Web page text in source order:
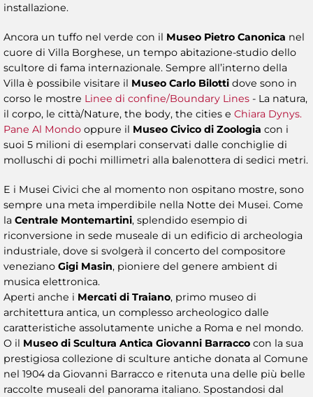
installazione.
Ancora un tuffo nel verde con il Museo Pietro Canonica nel
cuore di Villa Borghese, un tempo abitazione-studio dello
scultore di fama internazionale. Sempre all’interno della
Villa è possibile visitare il Museo Carlo Bilotti dove sono in
corso le mostre Linee di confine/Boundary Lines - La natura,
il corpo, le città/Nature, the body, the cities e Chiara Dynys.
Pane Al Mondo oppure il Museo Civico di Zoologia con i
suoi 5 milioni di esemplari conservati dalle conchiglie di
molluschi di pochi millimetri alla balenottera di sedici metri.
E i Musei Civici che al momento non ospitano mostre, sono
sempre una meta imperdibile nella Notte dei Musei. Come
la Centrale Montemartini, splendido esempio di
riconversione in sede museale di un edificio di archeologia
industriale, dove si svolgerà il concerto del compositore
veneziano Gigi Masin, pioniere del genere ambient di
musica elettronica.
Aperti anche i Mercati di Traiano, primo museo di
architettura antica, un complesso archeologico dalle
caratteristiche assolutamente uniche a Roma e nel mondo.
O il Museo di Scultura Antica Giovanni Barracco con la sua
prestigiosa collezione di sculture antiche donata al Comune
nel 1904 da Giovanni Barracco e ritenuta una delle più belle
raccolte museali del panorama italiano. Spostandosi dal